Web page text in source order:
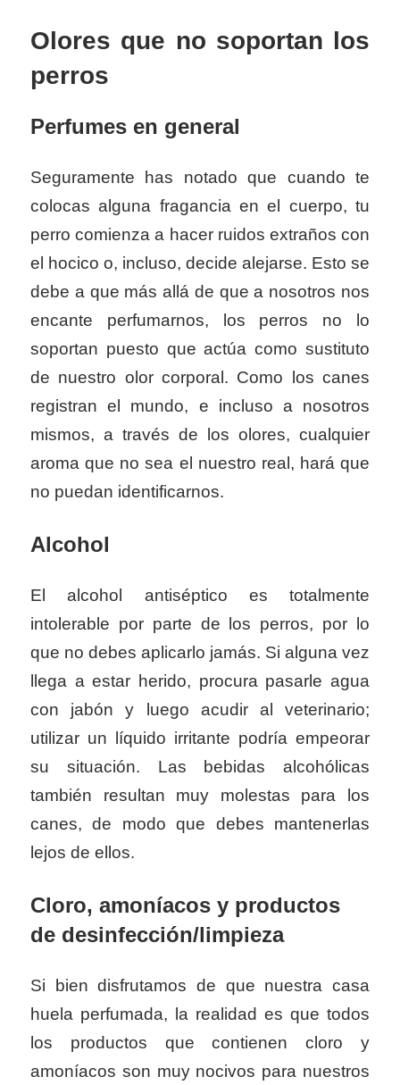
Olores que no soportan los
perros
Perfumes en general
Seguramente has notado que cuando te
colocas alguna fragancia en el cuerpo, tu
perro comienza a hacer ruidos extraños con
el hocico o, incluso, decide alejarse. Esto se
debe a que más allá de que a nosotros nos
encante perfumarnos, los perros no lo
soportan puesto que actúa como sustituto
de nuestro olor corporal. Como los canes
registran el mundo, e incluso a nosotros
mismos, a través de los olores, cualquier
aroma que no sea el nuestro real, hará que
no puedan identificarnos.
Alcohol
El alcohol antiséptico es totalmente
intolerable por parte de los perros, por lo
que no debes aplicarlo jamás. Si alguna vez
llega a estar herido, procura pasarle agua
con jabón y luego acudir al veterinario;
utilizar un líquido irritante podrí­a empeorar
su situación. Las bebidas alcohólicas
también resultan muy molestas para los
canes, de modo que debes mantenerlas
lejos de ellos.
Cloro, amoníacos y productos
de desinfección/limpieza
Si bien disfrutamos de que nuestra casa
huela perfumada, la realidad es que todos
los productos que contienen cloro y
amoníacos son muy nocivos para nuestros